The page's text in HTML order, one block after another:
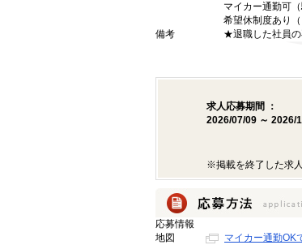
マイカー通勤可
希望休制度あり
備考
★退職した社員の
求人応募期間 ：
2026/07/09 ～ 2026/
※掲載を終了した求
応募情報
地図
マイカー通勤OK